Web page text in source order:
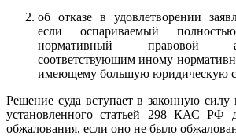
об отказе в удовлетворении
если оспариваемый
нормативный правовой
соответствующим иному
имеющему большую юридическую
Решение суда вступает в законную силу
установленного статьей 298 КАС РФ
обжалования, если оно не было